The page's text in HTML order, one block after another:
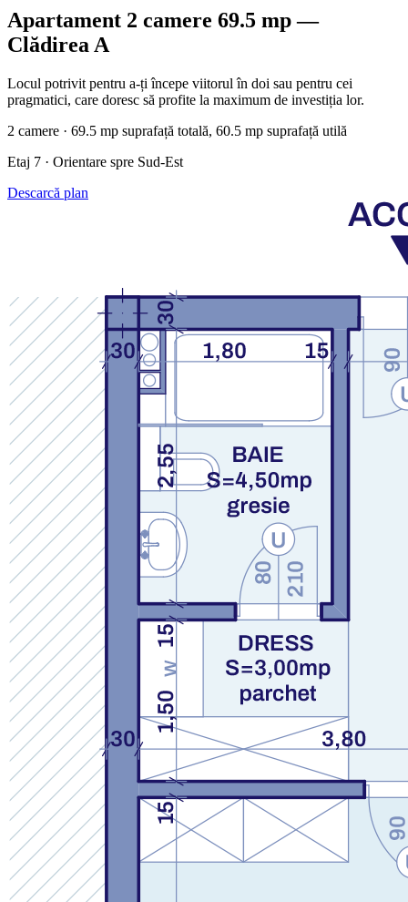
Apartament 2 camere 69.5 mp —
Clădirea A
Locul potrivit pentru a-ți începe viitorul în doi sau pentru cei
pragmatici, care doresc să profite la maximum de investiția lor.
2 camere · 69.5 mp suprafață totală, 60.5 mp suprafață utilă
Etaj 7 · Orientare spre Sud-Est
Descarcă plan